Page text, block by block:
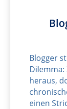
Blogger
heraus,
einen